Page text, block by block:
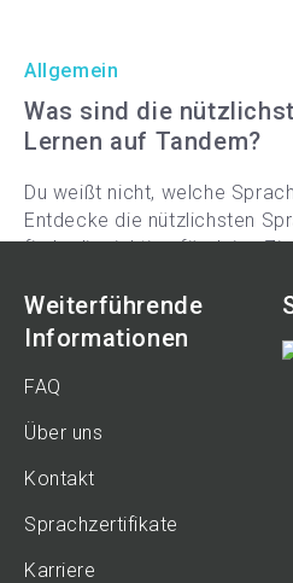
Allgemein
Was sind die
Lernen auf Tandem?
Du weißt nicht, welche
Entdecke die nützlichsten
finde die richtige für deine
Weiterführende
Informationen
FAQ
Über uns
Kontakt
Sprachzertifikate
Karriere